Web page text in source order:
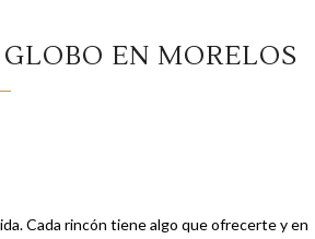
EN MORELOS
Cada rincón tiene algo que ofrecerte y en